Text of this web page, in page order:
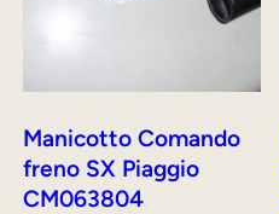
Manicotto Comando
freno SX Piaggio
CM063804